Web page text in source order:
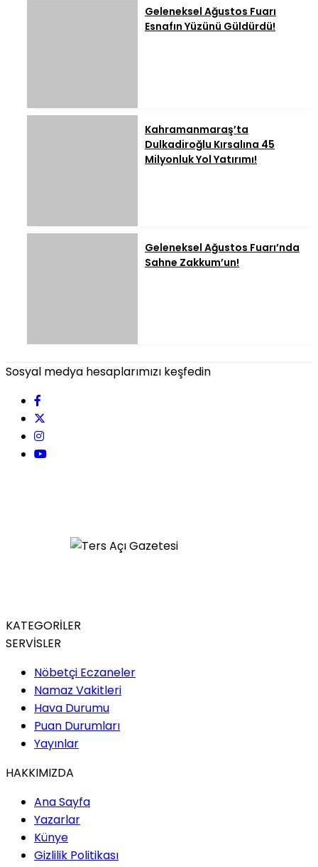
Geleneksel Ağustos Fuarı
Esnafın Yüzünü Güldürdü!
Kahramanmaraş’ta
Dulkadiroğlu Kırsalına 45
Milyonluk Yol Yatırımı!
Geleneksel Ağustos Fuarı’nda
Sahne Zakkum’un!
Sosyal medya hesaplarımızı keşfedin
KATEGORİLER
SERVİSLER
Nöbetçi Eczaneler
Namaz Vakitleri
Hava Durumu
Puan Durumları
Yayınlar
HAKKIMIZDA
Ana Sayfa
Yazarlar
Künye
Gizlilik Politikası